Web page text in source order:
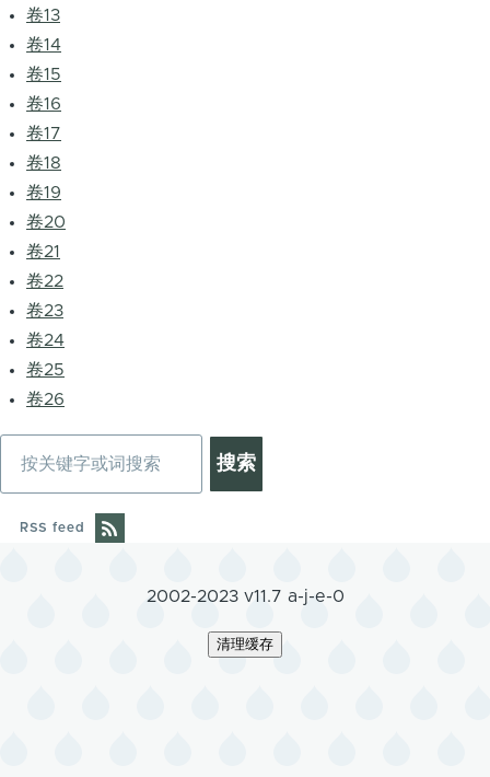
卷13
卷14
卷15
卷16
卷17
卷18
卷19
卷20
卷21
卷22
卷23
卷24
卷25
卷26
RSS feed
2002-2023 v11.7 a-j-e-0